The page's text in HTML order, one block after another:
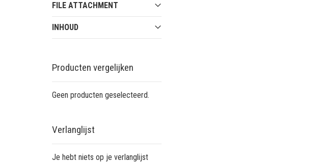
FILE ATTACHMENT
INHOUD
Producten vergelijken
Geen producten geselecteerd.
Verlanglijst
Je hebt niets op je verlanglijst